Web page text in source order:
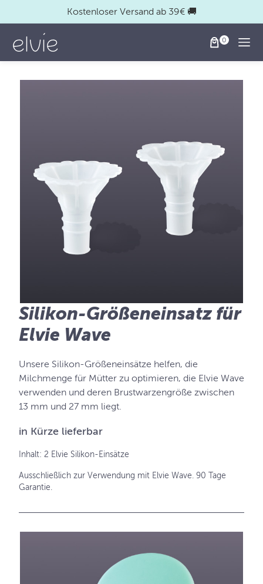
Kostenloser Versand ab 39€ 🚚
Silikon-Größeneinsatz für
Elvie Wave
Unsere Silikon-Größeneinsätze helfen, die
Milchmenge für Mütter zu optimieren, die Elvie Wave
verwenden und deren Brustwarzengröße zwischen
13 mm und 27 mm liegt.
in Kürze lieferbar
Inhalt: 2 Elvie Silikon-Einsätze
Ausschließlich zur Verwendung mit Elvie Wave. 90 Tage
Garantie.